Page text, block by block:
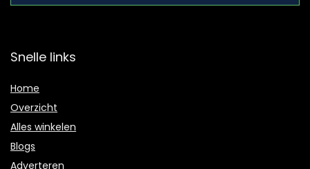
Snelle links
Home
Overzicht
Alles winkelen
Blogs
Adverteren